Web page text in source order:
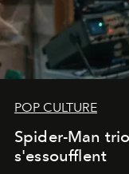
POP CULTURE
Spider-Man
s'essoufflent